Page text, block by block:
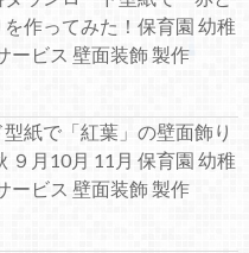
作ってみた！保育園 幼稚
ービス 壁面装飾 製作
紙で「紅葉」の壁面飾り
９月10月 11月 保育園 幼稚
ービス 壁面装飾 製作